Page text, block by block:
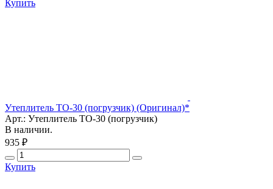
Купить
Утеплитель ТО-30 (погрузчик) (Оригинал)*
Арт.: Утеплитель ТО-30 (погрузчик)
В наличии.
935 ₽
Купить